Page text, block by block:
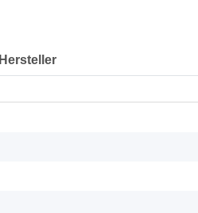
Hersteller